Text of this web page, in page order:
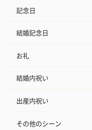
記念日
結婚記念日
お礼
結婚内祝い
出産内祝い
その他のシーン